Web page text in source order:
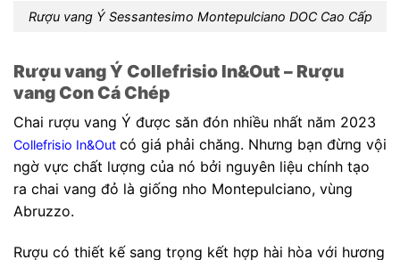
Rượu vang Ý Sessantesimo Montepulciano DOC Cao Cấp
Rượu vang Ý Collefrisio In&Out – Rượu
vang Con Cá Chép
Chai rượu vang Ý được săn đón nhiều nhất năm 2023
Collefrisio In&Out có giá phải chăng. Nhưng bạn đừng vội
ngờ vực chất lượng của nó bởi nguyên liệu chính tạo
ra chai vang đỏ là giống nho Montepulciano, vùng
Abruzzo.
Rượu có thiết kế sang trọng kết hợp hài hòa với hương